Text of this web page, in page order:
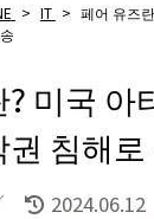
> IT > 페어 유즈
미국 아
침해
2024.06.12